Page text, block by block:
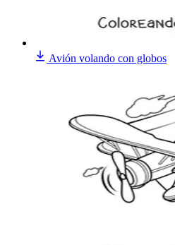
Avión volando con globos